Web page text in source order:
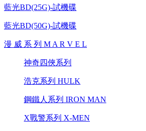
藍光BD(25G)-試機碟
藍光BD(50G)-試機碟
漫 威 系 列 M A R V E L
神奇四俠系列
浩克系列 HULK
鋼鐵人系列 IRON MAN
X戰警系列 X-MEN